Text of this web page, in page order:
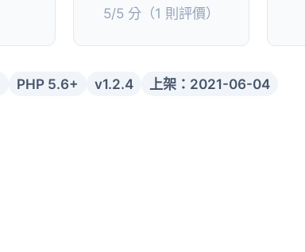
5/5 分（1 則評價）
PHP 5.6+ v1.2.4 上架：2021-06-04